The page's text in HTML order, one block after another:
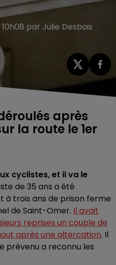
par Julie Desbois
après
la route le 1er
cyclistes, et il va le
de 35 ans a été
à trois ans de prison ferme
de Saint-Omer. Il avait
reprises un couple de
après une altercation. Il
prévenu a reconnu les